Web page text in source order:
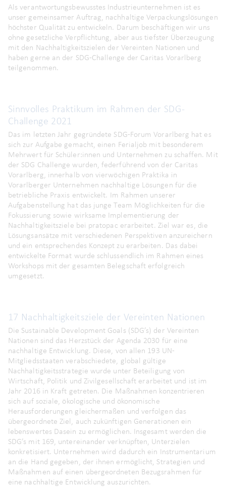
Als verantwortungsbewusstes Industrieunternehmen ist es
unser gemeinsamer Auftrag, nachhaltige Verpackungslösungen
höchster Qualität zu entwickeln. Darum beschäftigen wir uns
ohne gesetzliche Verpflichtung, aber aus tiefster Überzeugung
mit den Nachhaltigkeitszielen der Vereinten Nationen und
haben gerne an der SDG-Challenge der Caritas Vorarlberg
teilgenommen.
Sinnvolles Praktikum im Rahmen der SDG-
Challenge 2021
Das im letzten Jahr gegründete SDG-Forum Vorarlberg hat es
sich zur Aufgabe gemacht, einen Ferialjob mit besonderem
Mehrwert für Schüler:innen und Unternehmen zu schaffen. Mit
der SDG Challenge wurden, federführend von der Caritas
Vorarlberg, innerhalb von vierwöchigen Praktika in
Vorarlberger Unternehmen nachhaltige Lösungen für die
betriebliche Praxis entwickelt. Im Rahmen unserer
Aufgabenstellung hat das junge Team Möglichkeiten für die
Fokussierung sowie wirksame Implementierung der
Nachhaltigkeitsziele bei pratopac erarbeitet. Ziel war es, die
Lösungsansätze mit verschiedenen Perspektiven anzureichern
und ein entsprechendes Konzept zu erarbeiten. Das dabei
entwickelte Format wurde schlussendlich im Rahmen eines
Workshops mit der gesamten Belegschaft erfolgreich
umgesetzt.
17 Nachhaltigkeitsziele der Vereinten Nationen
Die Sustainable Development Goals (SDG’s) der Vereinten
Nationen sind das Herzstück der Agenda 2030 für eine
nachhaltige Entwicklung. Diese, von allen 193 UN-
Mitgliedsstaaten verabschiedete, global gültige
Nachhaltigkeitsstrategie wurde unter Beteiligung von
Wirtschaft, Politik und Zivilgesellschaft erarbeitet und ist im
Jahr 2016 in Kraft getreten. Die Maßnahmen konzentrieren
sich auf soziale, ökologische und ökonomische
Herausforderungen gleichermaßen und verfolgen das
übergeordnete Ziel, auch zukünftigen Generationen ein
lebenswertes Dasein zu ermöglichen. Insgesamt werden die
SDG’s mit 169, untereinander verknüpften, Unterzielen
konkretisiert. Unternehmen wird dadurch ein Instrumentarium
an die Hand gegeben, der ihnen ermöglicht, Strategien und
Maßnahmen auf einen übergeordneten Bezugsrahmen für
eine nachhaltige Entwicklung auszurichten.